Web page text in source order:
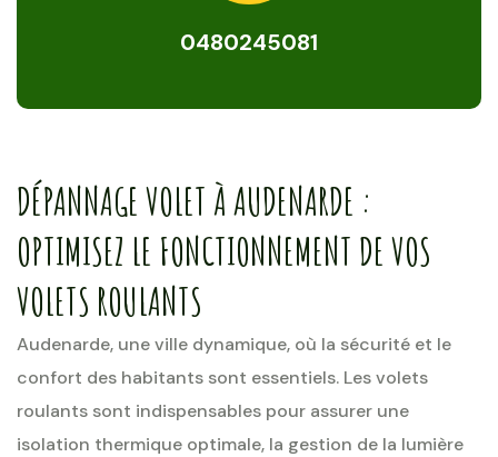
0480245081
DÉPANNAGE VOLET À AUDENARDE :
OPTIMISEZ LE FONCTIONNEMENT DE VOS
VOLETS ROULANTS
Audenarde, une ville dynamique, où la sécurité et le
confort des habitants sont essentiels. Les volets
roulants sont indispensables pour assurer une
isolation thermique optimale, la gestion de la lumière